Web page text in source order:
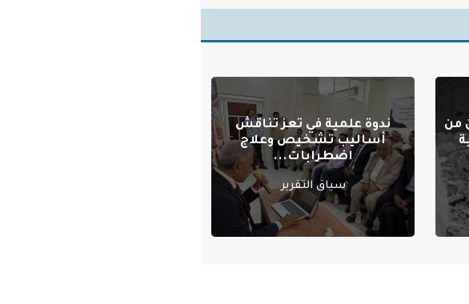
من
ندوة علمية في تعز تناقش
أساليب تشخيص وعلاج
اضطرابات...
سياق التقرير